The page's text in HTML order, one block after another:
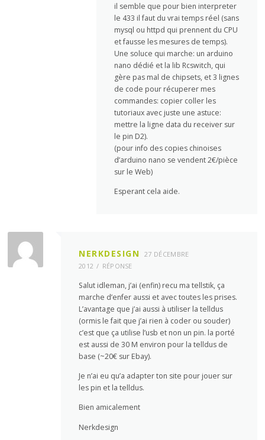
il semble que pour bien interpreter
le 433 il faut du vrai temps réel (sans
mysql ou httpd qui prennent du CPU
et fausse les mesures de temps).
Une soluce qui marche: un arduino
nano dédié et la lib Rcswitch, qui
gère pas mal de chipsets, et 3 lignes
de code pour récuperer mes
commandes: copier coller les
tutoriaux avec juste une astuce:
mettre la ligne data du receiver sur
le pin D2).
(pour info des copies chinoises
d’arduino nano se vendent 2€/pièce
sur le Web)
Esperant cela aide.
NERKDESIGN
27 DÉCEMBRE
2012
RÉPONSE
Salut idleman, j’ai (enfin) recu ma tellstik, ça
marche d’enfer aussi et avec toutes les prises.
L’avantage que j’ai aussi à utiliser la telldus
(ormis le fait que j’ai rien à coder ou souder)
c’est que ça utilise l’usb et non un pin. la porté
est aussi de 30 M environ pour la telldus de
base (~20€ sur Ebay).
Je n’ai eu qu’a adapter ton site pour jouer sur
les pin et la telldus.
Bien amicalement
Nerkdesign